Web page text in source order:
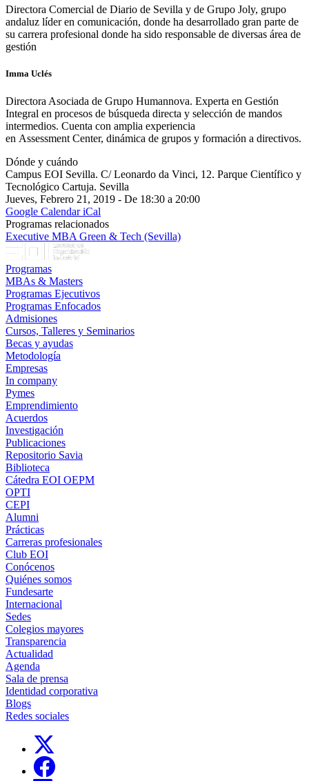
Directora Comercial de Diario de Sevilla y de Grupo Joly, grupo
andaluz líder en comunicación, donde ha desarrollado gran parte de
su carrera profesional donde ha sido responsable de diversas área de
gestión
Imma Uclés
Directora Asociada de Grupo Humannova. Experta en Gestión
Integral en procesos de búsqueda directa y selección de mandos
intermedios. Cuenta con amplia experiencia
en Assessment Center, dinámica de grupos y formación a directivos.
Dónde y cuándo
Campus EOI Sevilla. C/ Leonardo da Vinci, 12. Parque Científico y
Tecnológico Cartuja. Sevilla
Jueves, Febrero 21, 2019 - De 18:30 a 20:00
Google CalendariCal
Programas relacionados
Executive MBA Green & Tech (Sevilla)
Programas
MBAs & Masters
Programas Ejecutivos
Programas Enfocados
Admisiones
Cursos, Talleres y Seminarios
Becas y ayudas
Metodología
Empresas
In company
Pymes
Emprendimiento
Acuerdos
Investigación
Publicaciones
Repositorio Savia
Biblioteca
Cátedra EOI OEPM
OPTI
CEPI
Alumni
Prácticas
Carreras profesionales
Club EOI
Conócenos
Quiénes somos
Fundesarte
Internacional
Sedes
Colegios mayores
Transparencia
Actualidad
Agenda
Sala de prensa
Identidad corporativa
Blogs
Redes sociales
Links, Opens in this window